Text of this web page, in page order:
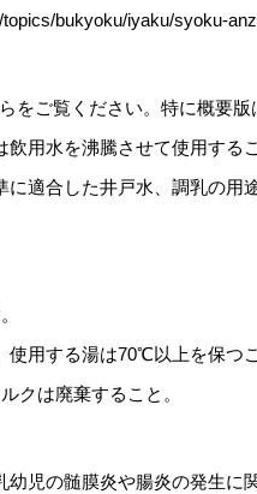
bukyoku/iyaku/syoku-
をご覧ください。特に概要
用水を沸騰させて使用する
適合した井戸水、調乳の用
用する湯は70℃以上を保つこ
クは廃棄すること。
児の髄膜炎や腸炎の発生に